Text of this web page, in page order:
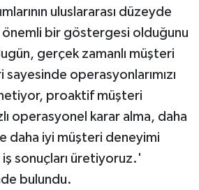
uluslararası düzeyde
bir göstergesi olduğunu
gerçek zamanlı müşteri
operasyonlarımızı
proaktif müşteri
operasyonel karar alma, daha
daha iyi müşteri deneyimi
sonuçları üretiyoruz.'
bulundu.